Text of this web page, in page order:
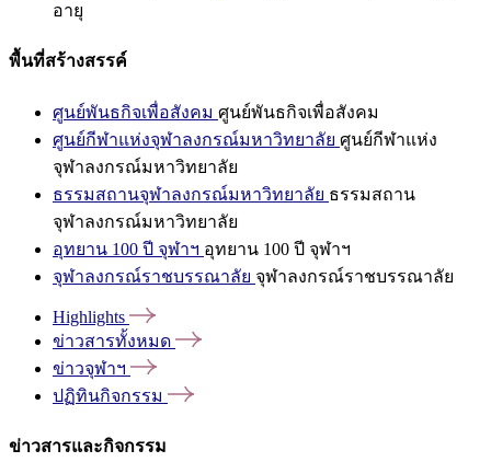
อายุ
พื้นที่สร้างสรรค์
ศูนย์พันธกิจเพื่อสังคม ศูนย์พันธกิจเพื่อสังคม
ศูนย์กีฬาแห่งจุฬาลงกรณ์มหาวิทยาลัย ศูนย์กีฬาแห่ง
จุฬาลงกรณ์มหาวิทยาลัย
ธรรมสถานจุฬาลงกรณ์มหาวิทยาลัย ธรรมสถาน
จุฬาลงกรณ์มหาวิทยาลัย
อุทยาน 100 ปี จุฬาฯ อุทยาน 100 ปี จุฬาฯ
จุฬาลงกรณ์ราชบรรณาลัย จุฬาลงกรณ์ราชบรรณาลัย
Highlights
ข่าวสารทั้งหมด
ข่าวจุฬาฯ
ปฏิทินกิจกรรม
ข่าวสารและกิจกรรม